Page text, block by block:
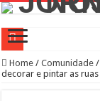
Prefeitura Presente Lapa
Home / Comunidade /
decorar e pintar as ruas